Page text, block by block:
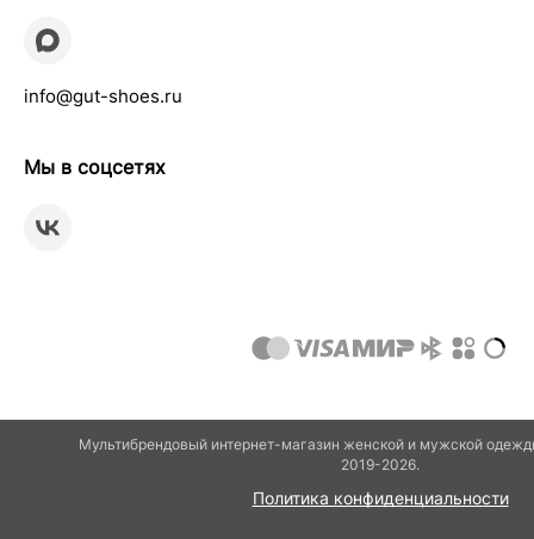
info@gut-shoes.ru
Мы в соцсетях
Мультибрендовый интернет-магазин женской и мужской
2019-2026.
Политика конфиденциальности